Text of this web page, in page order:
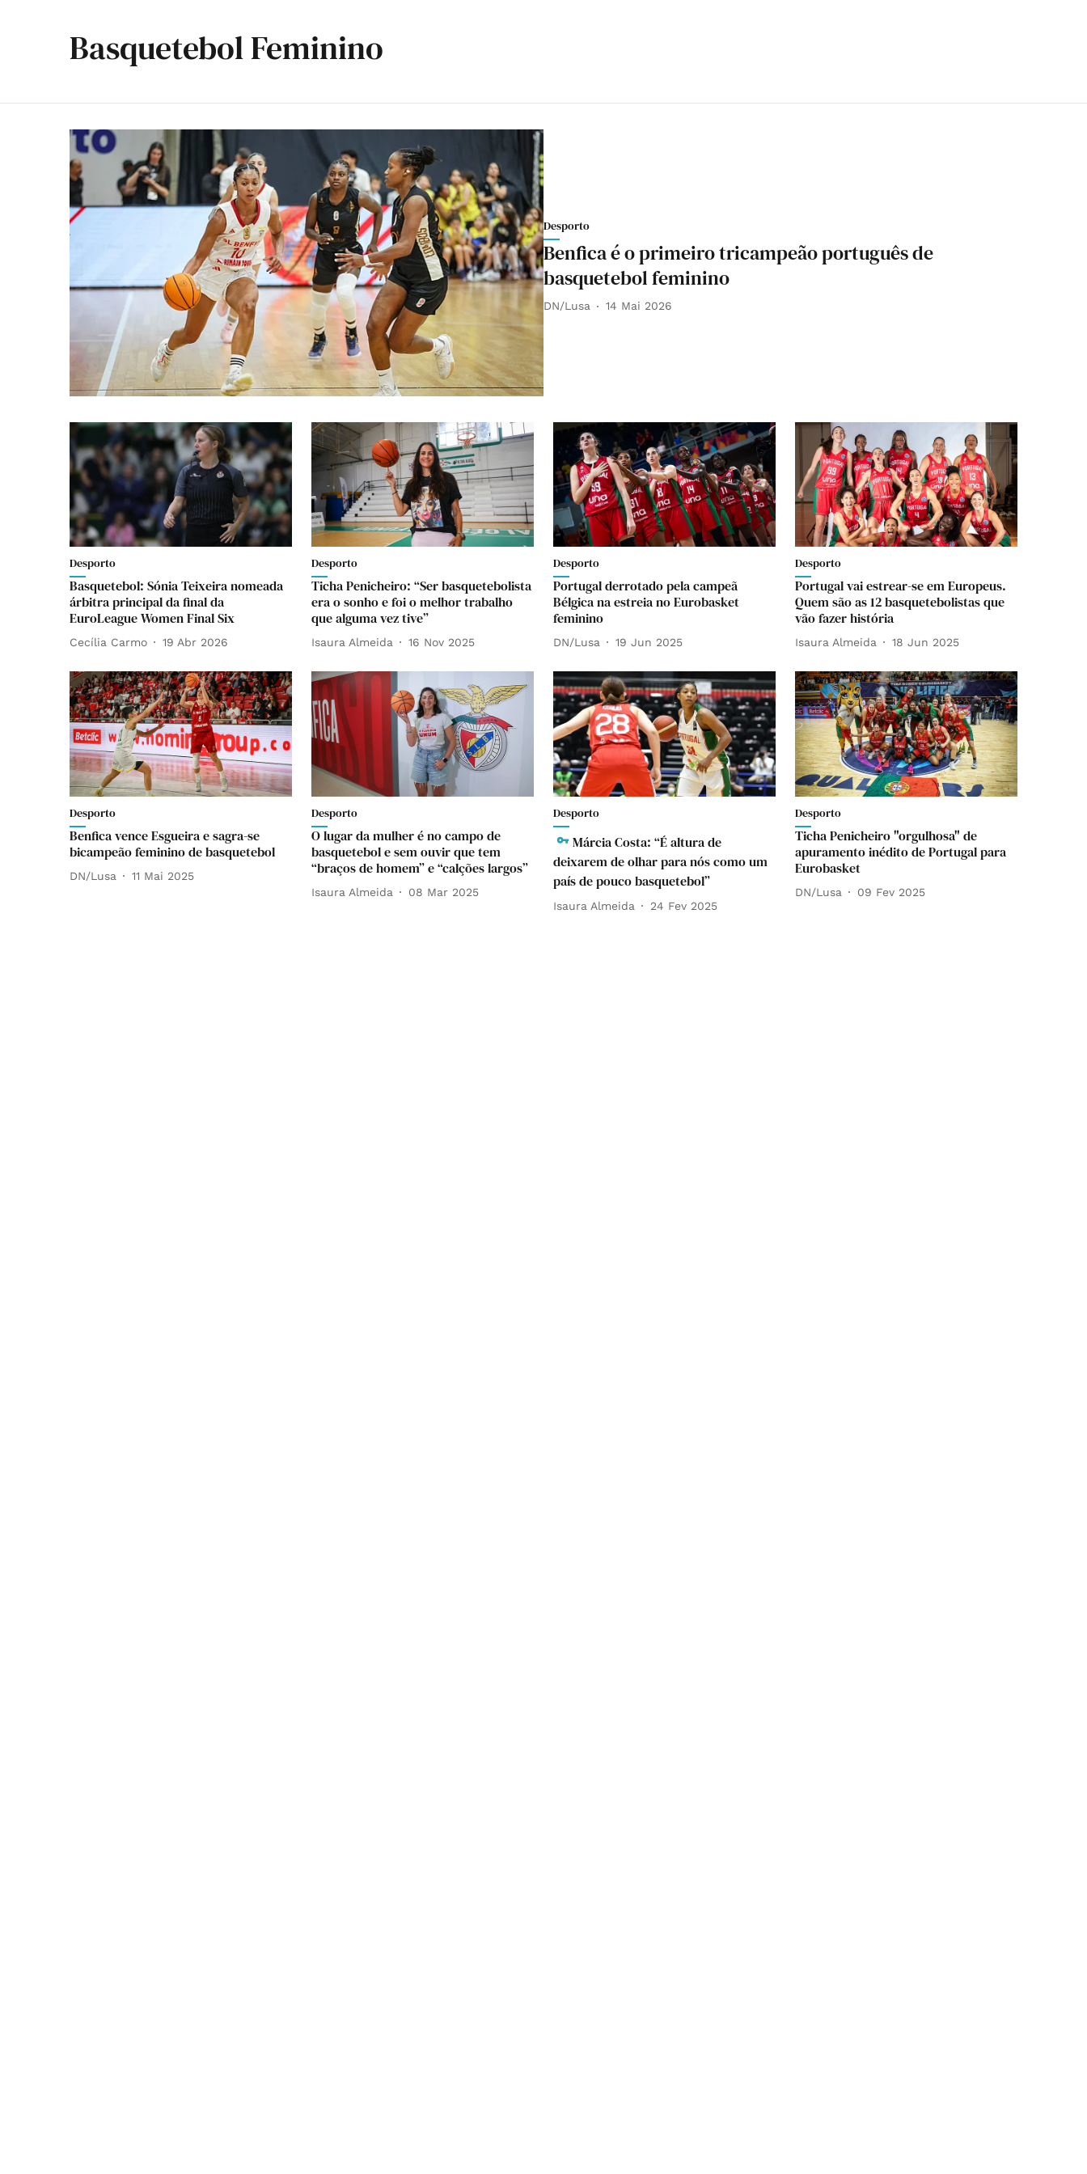
Basquetebol Feminino
Desporto
Benfica é o primeiro tricampeão português de
basquetebol feminino
DN/Lusa 14 Mai 2026
Desporto
Basquetebol: Sónia Teixeira nomeada
árbitra principal da final da
EuroLeague Women Final Six
Cecília Carmo 19 Abr 2026
Desporto
Ticha Penicheiro: “Ser basquetebolista
era o sonho e foi o melhor trabalho
que alguma vez tive”
Isaura Almeida 16 Nov 2025
Desporto
Portugal derrotado pela campeã
Bélgica na estreia no Eurobasket
feminino
DN/Lusa 19 Jun 2025
Desporto
Portugal vai estrear-se em Europeus.
Quem são as 12 basquetebolistas que
vão fazer história
Isaura Almeida 18 Jun 2025
Desporto
Benfica vence Esgueira e sagra-se
bicampeão feminino de basquetebol
DN/Lusa 11 Mai 2025
Desporto
O lugar da mulher é no campo de
basquetebol e sem ouvir que tem
“braços de homem” e “calções largos”
Isaura Almeida 08 Mar 2025
Desporto
Márcia Costa: “É altura de
deixarem de olhar para nós como um
país de pouco basquetebol”
Isaura Almeida 24 Fev 2025
Desporto
Ticha Penicheiro "orgulhosa" de
apuramento inédito de Portugal para
Eurobasket
DN/Lusa 09 Fev 2025